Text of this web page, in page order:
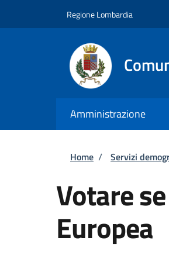
Regione Lombardia
Amministrazione
Briciole
Home / Servizi
Votare
Europea